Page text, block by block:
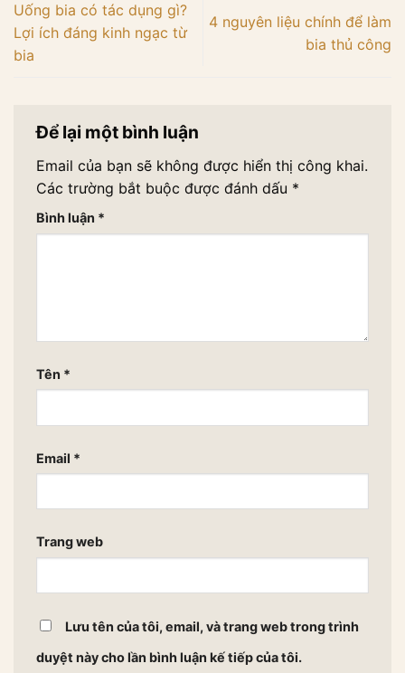
Uống bia có tác dụng gì?
Lợi ích đáng kinh ngạc từ
bia
4 nguyên liệu chính để làm
bia thủ công
Để lại một bình luận
Email của bạn sẽ không được hiển thị công khai.
Các trường bắt buộc được đánh dấu *
Bình luận *
Tên *
Email *
Trang web
Lưu tên của tôi, email, và trang web trong trình
duyệt này cho lần bình luận kế tiếp của tôi.